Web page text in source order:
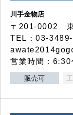
川手金物店
〒201-0002 東
TEL：03-
営業時間：
販売可